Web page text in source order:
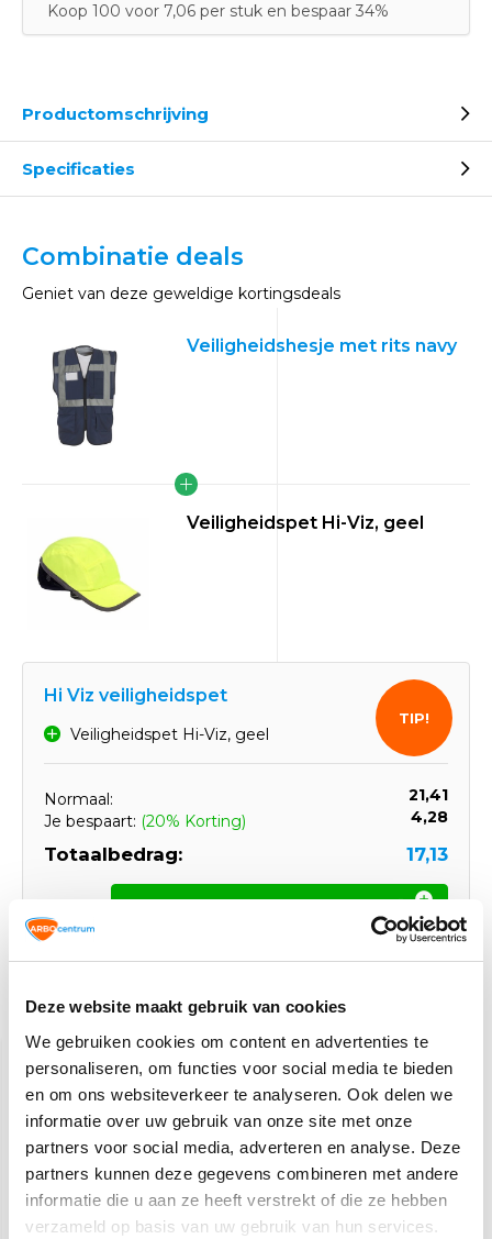
Deze website maakt gebruik van cookies
We gebruiken cookies om content en advertenties te
personaliseren, om functies voor social media te bieden
en om ons websiteverkeer te analyseren. Ook delen we
informatie over uw gebruik van onze site met onze
partners voor social media, adverteren en analyse. Deze
partners kunnen deze gegevens combineren met andere
informatie die u aan ze heeft verstrekt of die ze hebben
verzameld op basis van uw gebruik van hun services.
Koop 100 voor 7,06 per stuk en bespaar 34%
Productomschrijving
Specificaties
Combinatie deals
Geniet van deze geweldige kortingsdeals
Veiligheidshesje met rits navy
Veiligheidspet Hi-Viz, geel
Hi Viz veiligheidspet
Veiligheidspet Hi-Viz, geel
Normaal:
21,41
Je bespaart: (20% Korting) 4,28
Totaalbedrag: 17,13
TIP!
Gerelateerde producten
Safenorm Werkhandschoenen